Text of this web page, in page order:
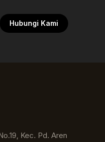
Hubungi Kami
Kec. Pd. Aren